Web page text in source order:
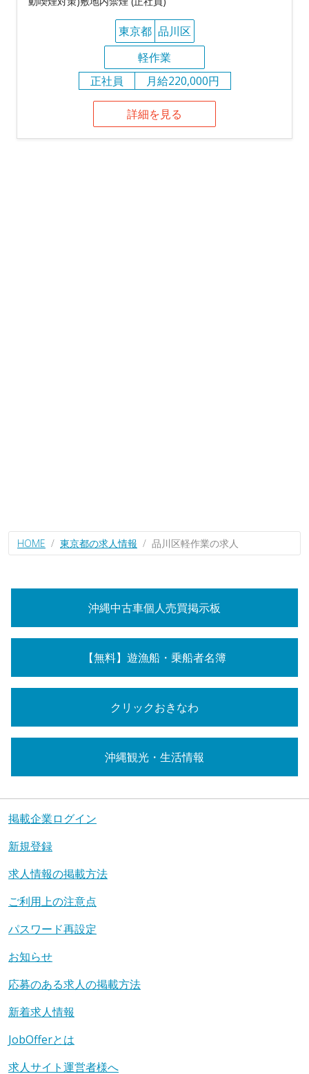
東京都 品川区
軽作業
正社員
月給220,000円
詳細を見る
HOME 東京都の求人情報 品川区軽作業の求人
沖縄中古車個人売買掲示板
【無料】遊漁船・乗船者名簿
クリックおきなわ
沖縄観光・生活情報
掲載企業ログイン
新規登録
求人情報の掲載方法
ご利用上の注意点
パスワード再設定
お知らせ
応募のある求人の掲載方法
新着求人情報
JobOfferとは
求人サイト運営者様へ